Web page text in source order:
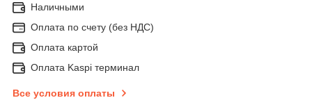
Наличными
Оплата по счету (без НДС)
Оплата картой
Оплата Kaspi терминал
Все условия оплаты